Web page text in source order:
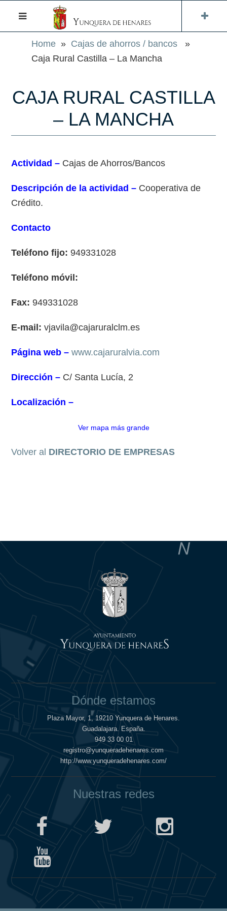
Home » Cajas de ahorros / bancos »
Caja Rural Castilla – La Mancha
CAJA RURAL CASTILLA
– LA MANCHA
Actividad – Cajas de Ahorros/Bancos
Descripción de la actividad – Cooperativa de
Crédito.
Contacto
Teléfono fijo: 949331028
Teléfono móvil:
Fax: 949331028
E-mail: vjavila@cajaruralclm.es
Página web – www.cajaruralvia.com
Dirección – C/ Santa Lucía, 2
Localización –
Ver mapa más grande
Volver al DIRECTORIO DE EMPRESAS
Dónde estamos
Plaza Mayor, 1, 19210 Yunquera de Henares.
Guadalajara. España.
949 33 00 01
registro@yunqueradehenares.com
http://www.yunqueradehenares.com/
Nuestras redes